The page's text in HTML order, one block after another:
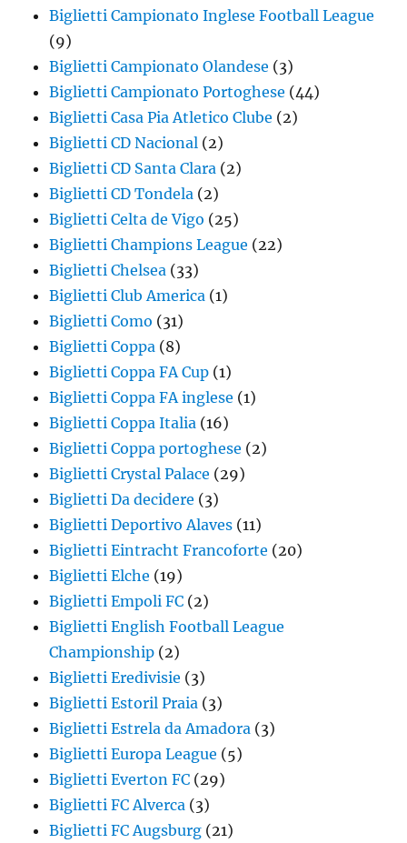
Biglietti Campionato Inglese Football League
(9)
Biglietti Campionato Olandese (3)
Biglietti Campionato Portoghese (44)
Biglietti Casa Pia Atletico Clube (2)
Biglietti CD Nacional (2)
Biglietti CD Santa Clara (2)
Biglietti CD Tondela (2)
Biglietti Celta de Vigo (25)
Biglietti Champions League (22)
Biglietti Chelsea (33)
Biglietti Club America (1)
Biglietti Como (31)
Biglietti Coppa (8)
Biglietti Coppa FA Cup (1)
Biglietti Coppa FA inglese (1)
Biglietti Coppa Italia (16)
Biglietti Coppa portoghese (2)
Biglietti Crystal Palace (29)
Biglietti Da decidere (3)
Biglietti Deportivo Alaves (11)
Biglietti Eintracht Francoforte (20)
Biglietti Elche (19)
Biglietti Empoli FC (2)
Biglietti English Football League
Championship (2)
Biglietti Eredivisie (3)
Biglietti Estoril Praia (3)
Biglietti Estrela da Amadora (3)
Biglietti Europa League (5)
Biglietti Everton FC (29)
Biglietti FC Alverca (3)
Biglietti FC Augsburg (21)